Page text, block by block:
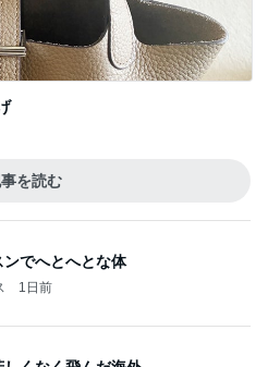
でへとへとな体
1日前
1日前
入した瓶入りのツナ
12時間前